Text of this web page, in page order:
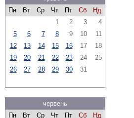
Пн
Вт Ср Чт Пт Сб
Нд
1
2 3
4
5
6 7 8 9 10
11
12
13 14 15 16 17
18
19
20 21 22 23 24
25
26
27 28 29 30 31
червень
Пн
Вт Ср Чт Пт Сб
Нд